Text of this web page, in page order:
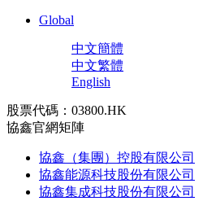
Global
中文簡體
中文繁體
English
股票代碼：03800.HK
協鑫官網矩陣
協鑫（集團）控股有限公司
協鑫能源科技股份有限公司
協鑫集成科技股份有限公司